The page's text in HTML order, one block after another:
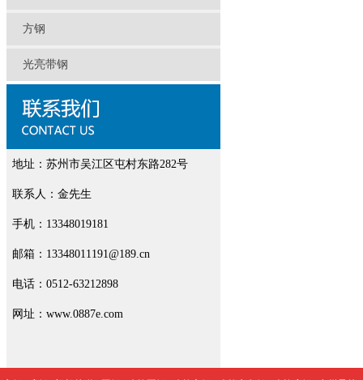
方钢
光亮带钢
地址：苏州市吴江区屯村东路282号
联系人：金先生
手机：13348019181
邮箱：13348011191@189.cn
电话：0512-63212898
网址：www.0887e.com